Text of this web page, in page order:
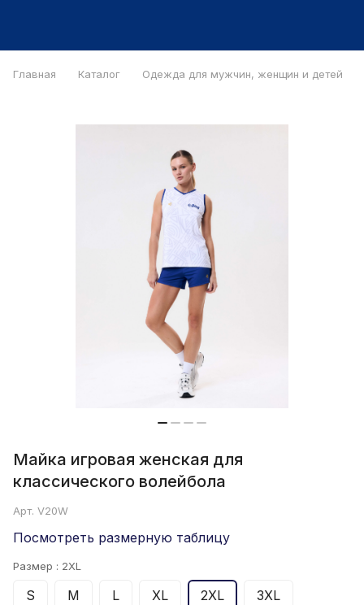
Главная Каталог Одежда для мужчин, женщин и детей
Майка игровая женская для
классического волейбола
Арт. V20W
Посмотреть размерную таблицу
Размер : 2XL
S M L XL 2XL 3XL